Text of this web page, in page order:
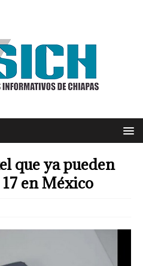
que ya pueden
en México